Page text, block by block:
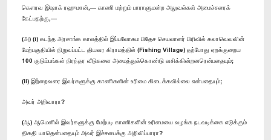
கௌரவ இஷாக் ரஹுமான்,— காணி மற்றும் பாராளுமன்ற அலுவல்கள் அமைச்சரைக்
கேட்பதற்கு,—
(அ) (i) கடந்த அரசாங்க காலத்தில் இப்பலோகம பிதேச செயலாளர் பிரிவில் கலாவெவவின்
மேற்பகுதியில் நிறுவப்பட்ட தியவர கிராமத்தில் (Fishing Village) தற்போது ஏறக்குறைய
100 குடும்பங்கள் நிரந்தர வீடுகளை அமைத்துக்கொண்டு வசிக்கின்றனரென்பதையும்;
(ii) இற்றைவரை இவர்களுக்கு காணிகளின் உரிமை கிடைக்கவில்லை என்பதையும்;
அவர் அறிவாரா?
(ஆ) ஆமெனில் இவர்களுக்கு மேற்படி காணிகளின் உரிமையை வழங்க நடவடிக்கை எடுக்கும்
திகதி யாதென்பதையும் அவர் இச்சபைக்கு அறிவிப்பாரா?